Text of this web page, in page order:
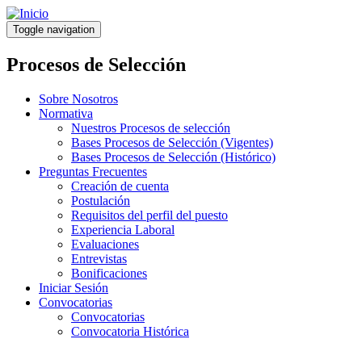
Pasar
al
contenido
principal
Toggle navigation
Procesos de Selección
Sobre Nosotros
Normativa
Nuestros Procesos de selección
Bases Procesos de Selección (Vigentes)
Bases Procesos de Selección (Histórico)
Preguntas Frecuentes
Creación de cuenta
Postulación
Requisitos del perfil del puesto
Experiencia Laboral
Evaluaciones
Entrevistas
Bonificaciones
Iniciar Sesión
Convocatorias
Convocatorias
Convocatoria Histórica